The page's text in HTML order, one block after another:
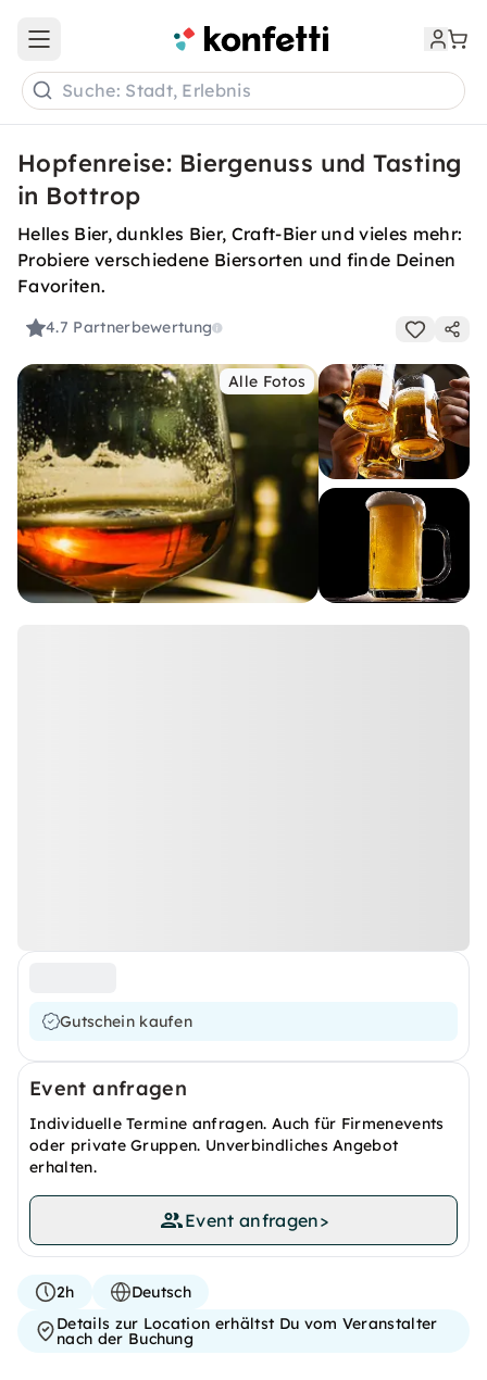
Open main menu
Suche: Stadt, Erlebnis
Hopfenreise: Biergenuss und Tasting
in Bottrop
Helles Bier, dunkles Bier, Craft-Bier und vieles mehr:
Probiere verschiedene Biersorten und finde Deinen
Favoriten.
4.7 Partnerbewertung
Alle Fotos
Gutschein kaufen
Event anfragen
Individuelle Termine anfragen. Auch für Firmenevents
oder private Gruppen. Unverbindliches Angebot
erhalten.
Event anfragen>
2h
Deutsch
Details zur Location erhältst Du vom Veranstalter
nach der Buchung